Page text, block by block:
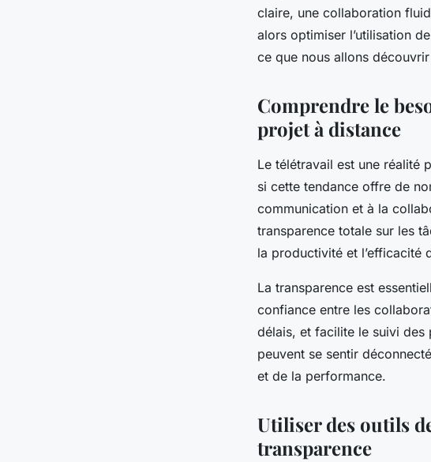
claire, une collaboration
alors optimiser l’utilisation
ce que nous allons
Comprendre le
projet à distance
Le télétravail est une réalité
si cette tendance offre de
communication et à la
transparence totale sur les
la productivité et l’efficacité
La transparence est
confiance entre les
délais, et facilite le suivi des
peuvent se sentir
et de la performance.
Utiliser des outils
transparence